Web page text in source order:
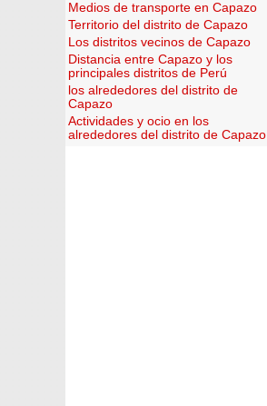
Medios de transporte en Capazo
Territorio del distrito de Capazo
Los distritos vecinos de Capazo
Distancia entre Capazo y los
principales distritos de Perú
los alrededores del distrito de
Capazo
Actividades y ocio en los
alrededores del distrito de Capazo